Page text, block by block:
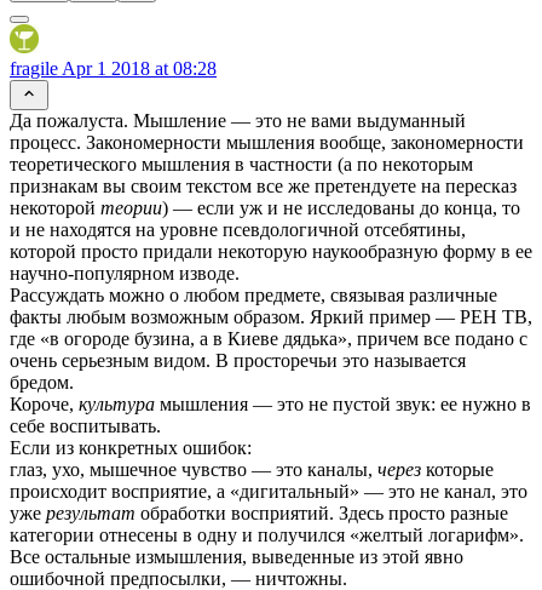
fragile Apr 1 2018 at 08:28
Да пожалуста. Мышление — это не вами выдуманный
процесс. Закономерности мышления вообще, закономерности
теоретического мышления в частности (а по некоторым
признакам вы своим текстом все же претендуете на пересказ
некоторой теории) — если уж и не исследованы до конца, то
и не находятся на уровне псевдологичной отсебятины,
которой просто придали некоторую наукообразную форму в ее
научно-популярном изводе.
Рассуждать можно о любом предмете, связывая различные
факты любым возможным образом. Яркий пример — РЕН ТВ,
где «в огороде бузина, а в Киеве дядька», причем все подано с
очень серьезным видом. В просторечьи это называется
бредом.
Короче, культура мышления — это не пустой звук: ее нужно в
себе воспитывать.
Если из конкретных ошибок:
глаз, ухо, мышечное чувство — это каналы, через которые
происходит восприятие, а «дигитальный» — это не канал, это
уже результат обработки восприятий. Здесь просто разные
категории отнесены в одну и получился «желтый логарифм».
Все остальные измышления, выведенные из этой явно
ошибочной предпосылки, — ничтожны.